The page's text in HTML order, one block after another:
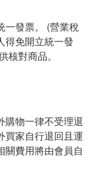
一發票。 (營業稅
得免開立統一發
核對商品。
購物一律不受理退
買家自行退回且運
關費用將由會員自